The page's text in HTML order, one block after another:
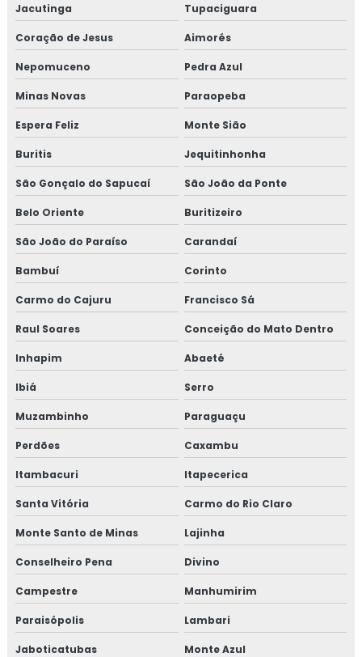
Treinamento em certificação GMP+2020
Treinamento em controle de pragas
Treinamento para coordenadores de equipes de melhoria
Treinamento em cultura da segurança de alimentos e
qualidade
Treinamento em dashboard aplicado à indústria
Treinamento para elaboração do plano de HACCP APPCC
Treinamento em food fraud e food defense
Treinamento em formação de auditor interno
Treinamento em formação de equipe esa
Treinamento em fraud e food defense
Treinamento em FSSC 22000
Treinamento em gerenciamento de crises recall e
rastreabilidade
Treinamento em gerenciamento de riscos corporativos
Treinamento em gestão da manutenção
Treinamento em gestão de fornecedores
Treinamento em gestão de fornecedores alergênicos
Jacutinga Tupaciguara
Coração de Jesus Aimorés
Nepomuceno Pedra Azul
Minas Novas Paraopeba
Espera Feliz Monte Sião
Buritis Jequitinhonha
São Gonçalo do Sapucaí São João da Ponte
Belo Oriente Buritizeiro
São João do Paraíso Carandaí
Bambuí Corinto
Carmo do Cajuru Francisco Sá
Raul Soares Conceição do Mato Dentro
Inhapim Abaeté
Ibiá Serro
Muzambinho Paraguaçu
Perdões Caxambu
Itambacuri Itapecerica
Santa Vitória Carmo do Rio Claro
Monte Santo de Minas Lajinha
Conselheiro Pena Divino
Campestre Manhumirim
Paraisópolis Lambari
Jaboticatubas Monte Azul